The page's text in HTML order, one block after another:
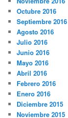
Octubre 2016
Septiembre 2016
Agosto 2016
Julio 2016
Junio 2016
Mayo 2016
Abril 2016
Febrero 2016
Enero 2016
Diciembre 2015
Noviembre 2015